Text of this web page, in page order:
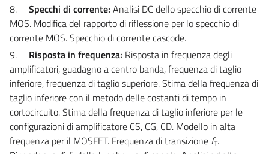
8. Specchi di corrente: Analisi DC dello specchio di corrente
MOS. Modifica del rapporto di riflessione per lo specchio di
corrente MOS. Specchio di corrente cascode.
9. Risposta in frequenza: Risposta in frequenza degli
amplificatori, guadagno a centro banda, frequenza di taglio
inferiore, frequenza di taglio superiore. Stima della frequenza di
taglio inferiore con il metodo delle costanti di tempo in
cortocircuito. Stima della frequenza di taglio inferiore per le
configurazioni di amplificatore CS, CG, CD. Modello in alta
frequenza per il MOSFET. Frequenza di transizione fT.